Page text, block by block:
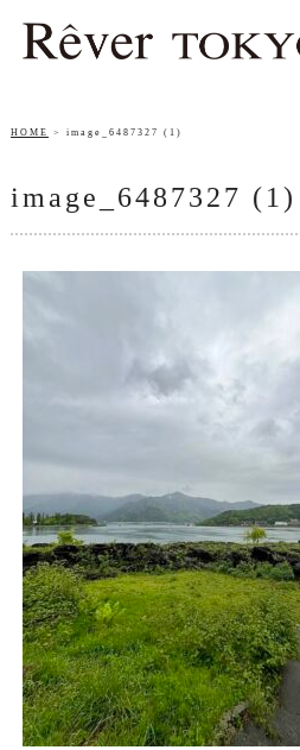
HOME image_6487327 (1)
image_6487327 (1)